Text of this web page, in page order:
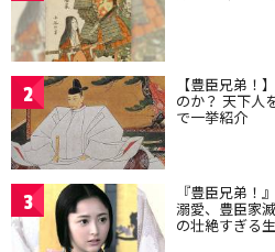
2 【豊臣兄弟！
のか？ 天下人
で一挙紹介
3 『豊臣兄弟！
溺愛、豊臣家
の壮絶すぎる